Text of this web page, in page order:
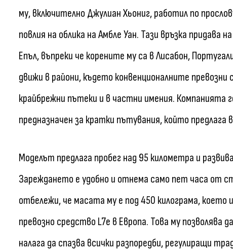
му, включително Джулиан Хьониг, работил по
повлия на облика на Амбле Уан. Тази връзка
Епъл, въпреки че корените му са в Лисабон,
движи в райони, където конвенционалните
крайбрежни пътеки и в частни имения. Компанията
предназначен за кратки пътувания, който
Моделът предлага пробег над 95 километра и
Зареждането е удобно и отнема само пет часа от
отбележи, че масата му е под 450 килограма,
превозно средство L7e в Европа. Това му
налага да спазва всички разпоредби, регулиращи